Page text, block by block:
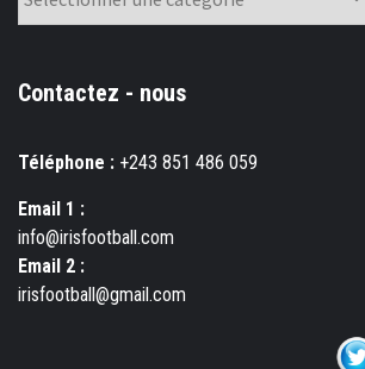
rubriques
Contactez - nous
Téléphone : +243 851 486 059
Email 1 :
info@irisfootball.com
Email 2 :
irisfootball@gmail.com